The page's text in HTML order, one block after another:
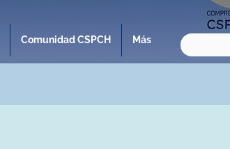
Comunidad CSPCH Más